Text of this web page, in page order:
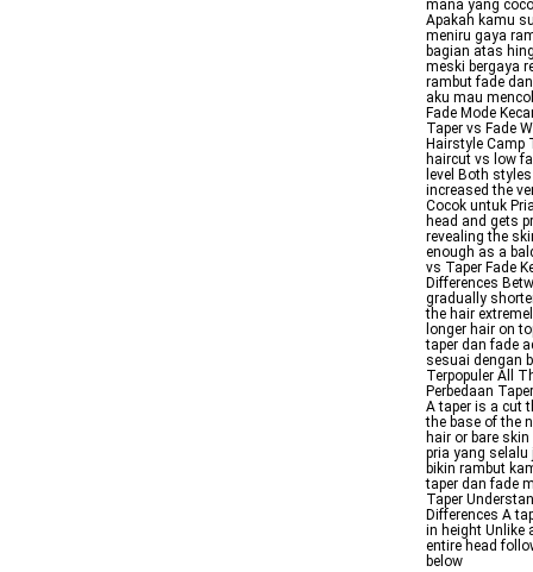
mana yang
Apakah kamu
meniru gaya
bagian atas
meski bergaya
rambut fade
aku mau
Fade Mode
Taper vs Fade
Hairstyle Camp
haircut vs low
level Both
increased the
Cocok untuk
head and gets
revealing the
enough as a
vs Taper Fade
Differences
gradually
the hair
longer hair on
taper dan fade
sesuai dengan
Terpopuler All
Perbedaan
A taper is a cut
the base of the
hair or bare
pria yang
bikin rambut
taper dan fade
Taper
Differences A
in height Unlike
entire head
below